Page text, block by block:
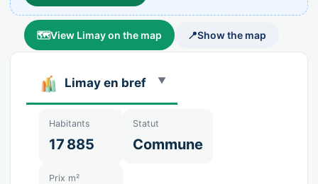
🗺️View Limay on the map 📍Show the map
Limay en bref
Habitants
17 885
Statut
Commune
Prix m²